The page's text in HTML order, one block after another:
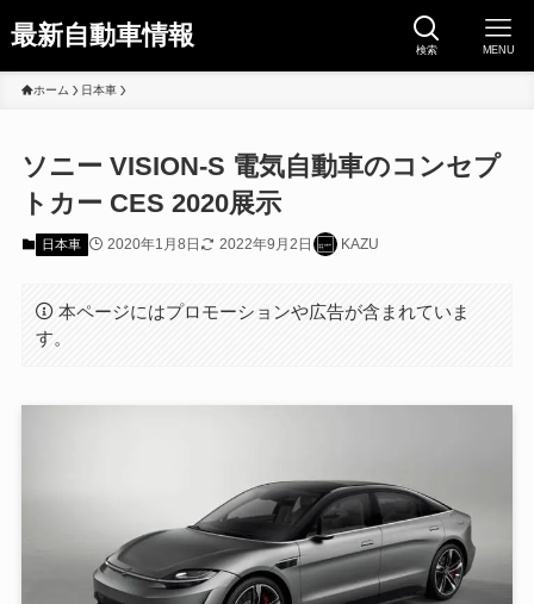
最新自動車情報 検索 MENU
ホーム 日本車
ソニー VISION-S 電気自動車のコンセプ
トカー CES 2020展示
日本車 2020年1月8日 2022年9月2日 KAZU
本ページにはプロモーションや広告が含まれていま
す。